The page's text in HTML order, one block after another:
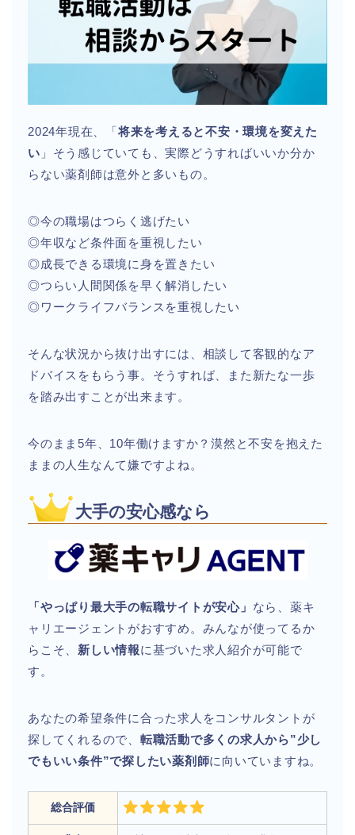
2024年現在、「将来を考えると不安・環境を変えた
い 」そう感じていても、実際どうすればいいか分か
らない薬剤師は意外と多いもの。
◎今の職場はつらく逃げたい
◎年収など条件面を重視したい
◎成長できる環境に身を置きたい
◎つらい人間関係を早く解消したい
◎ワークライフバランスを重視したい
そんな状況から抜け出すには、相談して客観的なア
ドバイスをもらう事。そうすれば、また新たな一歩
を踏み出すことが出来ます。
今のまま5年、10年働けますか？漠然と不安を抱えた
ままの人生なんて嫌ですよね。
大手の安心感なら
「やっぱり最大手の転職サイトが安心」 なら、薬キ
ャリエージェントがおすすめ。みんなが使ってるか
らこそ、新しい情報に基づいた求人紹介が可能で
す。
あなたの希望条件に合った求人をコンサルタントが
探してくれるので、 転職活動で多くの求人から”少し
でもいい条件”で探したい薬剤師に向いていますね。
総合評価